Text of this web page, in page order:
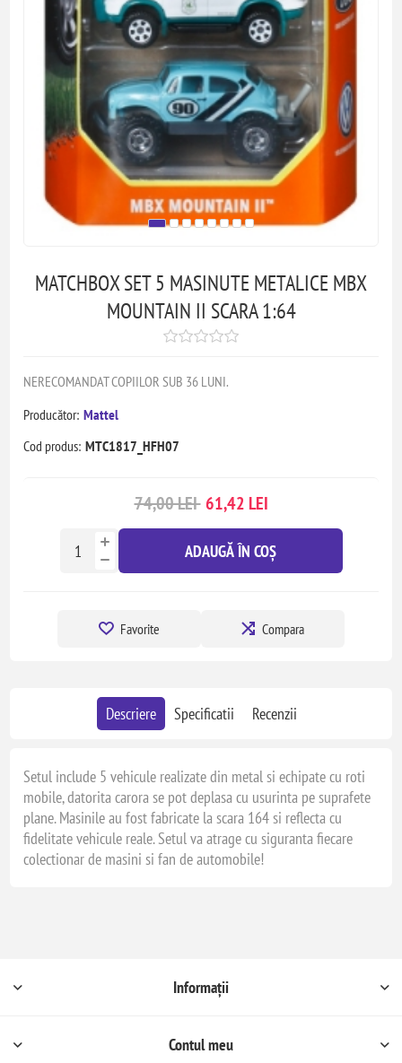
MATCHBOX SET 5 MASINUTE METALICE MBX
MOUNTAIN II SCARA 1:64
NERECOMANDAT COPIILOR SUB 36 LUNI.
Producător: Mattel
Cod produs: MTC1817_HFH07
74,00 LEI 61,42 LEI
ADAUGĂ ÎN COȘ
Favorite Compara
Descriere Specificatii Recenzii
Setul include 5 vehicule realizate din metal si echipate cu roti
mobile, datorita carora se pot deplasa cu usurinta pe suprafete
plane. Masinile au fost fabricate la scara 164 si reflecta cu
fidelitate vehicule reale. Setul va atrage cu siguranta fiecare
colectionar de masini si fan de automobile!
Informații
Contul meu